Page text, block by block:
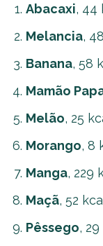
Abacaxi, 44
Melancia,
Banana, 58
Mamão
Melão, 25
Morango, 8
Manga, 229
Maçã, 52
Pêssego,